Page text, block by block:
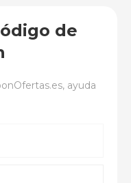
de
, ayuda